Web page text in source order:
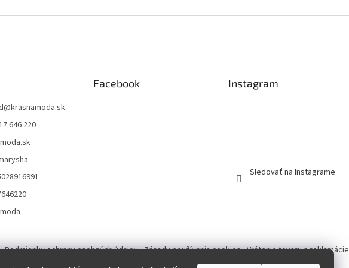
@krasnamoda.sk
646 220
Facebook Instagram
Sledovať na Instagrame
Podmienky ochrany osobných údajov Zásady používania cookies Vrátenie tovaru a reklamácie